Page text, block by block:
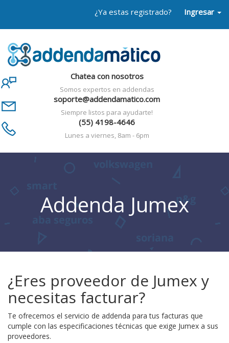
¿Ya estas registrado? Ingresar
Chatea con nosotros
Somos expertos en addendas
soporte@addendamatico.com
Siempre listos para ayudarte!
(55) 4198-4646
Lunes a viernes, 8am - 6pm
Addenda Jumex
¿Eres proveedor de Jumex y
necesitas facturar?
Te ofrecemos el servicio de addenda para tus facturas que
cumple con las especificaciones técnicas que exige Jumex a sus
proveedores.